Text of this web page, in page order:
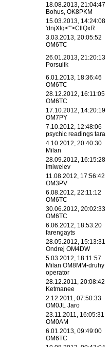
18.08.2013, 21:04:47
Bohus, OK8PKM
15.03.2013, 14:24:08
'dnjXlq<'">CllQxR
3.03.2013, 20:05:52
OM6TC
26.01.2013, 21:20:13
Porsulik
6.01.2013, 18:36:46
OM6TC
28.12.2012, 16:11:05
OM6TC
17.10.2012, 14:20:19
OM7PY
7.10.2012, 12:48:06
psychic readings tara
4.10.2012, 20:40:30
Milan
28.09.2012, 16:15:28
imiwelev
11.08.2012, 17:56:42
OM3PV
6.08.2012, 22:11:12
OM6TC
30.06.2012, 20:02:33
OM6TC
6.06.2012, 18:53:20
farengayts
28.05.2012, 15:13:31
Ondrej OM4DW
5.03.2012, 18:11:57
Milan OM8MM-druhy
operator
28.12.2011, 20:08:42
Ketmanee
2.12.2011, 07:50:33
OM0JL Jaro
23.11.2011, 16:05:31
OM0AM
6.01.2013, 09:49:00
OM6TC